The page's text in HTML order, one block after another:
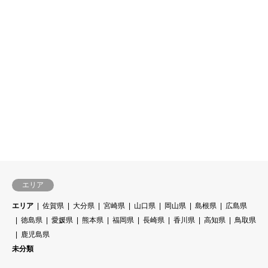
エリア
エリア 佐賀県 大分県 宮崎県 山口県 岡山県 島根県
広島県
徳島県
愛媛県 熊本県 福岡県 長崎県 香川県 高知県
鳥取県
鹿児島県
未分類